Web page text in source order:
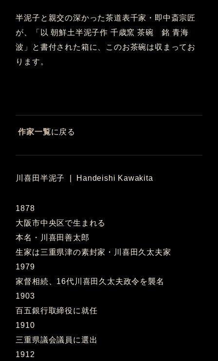
半泥子と親交の深かった茶道表千家・即中斎宗匠
が、「以 朝鮮土半泥子作 千歳窯 茶碗 銘 青海
波」と書付された箱に、このお茶碗は収まってお
ります。
作家一覧に戻る
川喜田半泥子 | Handeishi Kawakita
1878
大阪市中央区で生まれる
本名・川喜田善太郎
生家は三重県津の素封家・川喜田久太夫家
1979
家督相続、16代川喜田久太夫政令を襲名
1903
百五銀行取締役に就任
1910
三重県議会議員に選出
1912